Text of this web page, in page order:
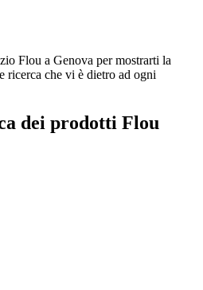
Flou a Genova per mostrarti la
ricerca che vi è dietro ad ogni
dei prodotti Flou